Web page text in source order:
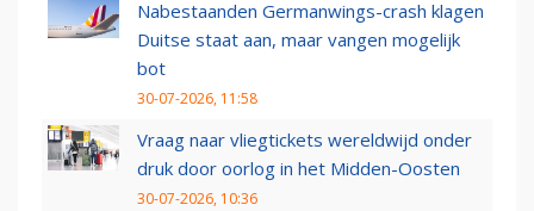
Nabestaanden Germanwings-crash klagen
Duitse staat aan, maar vangen mogelijk
bot
30-07-2026, 11:58
Vraag naar vliegtickets wereldwijd onder
druk door oorlog in het Midden-Oosten
30-07-2026, 10:36